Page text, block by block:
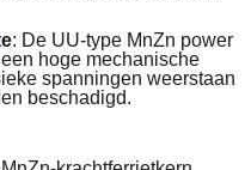
: De UU-type MnZn power
hoge mechanische
spanningen weerstaan
beschadigd.